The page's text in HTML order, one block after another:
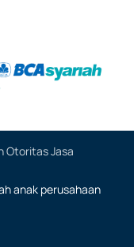
Otoritas Jasa
anak perusahaan